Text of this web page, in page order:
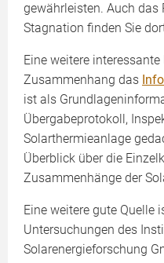
gewährleisten. Auch das
Stagnation finden Sie
Eine weitere
Zusammenhang das
ist als
Übergabeprotokoll,
Solarthermieanlage
Überblick über die
Zusammenhänge der
Eine weitere gute Quelle
Untersuchungen des
Solarenergieforschung